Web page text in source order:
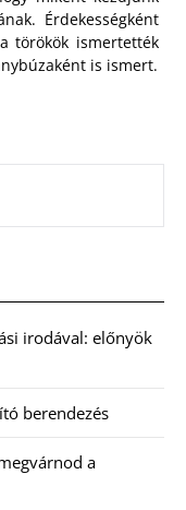
Érdekességként
törökök ismertették
is ismert.
irodával: előnyök
berendezés
a